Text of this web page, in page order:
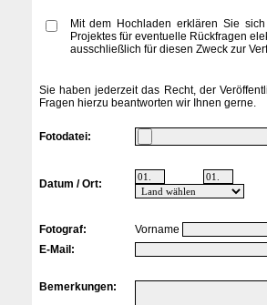
Mit dem Hochladen erklären Sie
Projektes für eventuelle Rückfragen
ausschließlich für diesen Zweck zur
Sie haben jederzeit das Recht, der
Fragen hierzu beantworten wir Ihnen gerne.
Fotodatei:
Datum / Ort:
Fotograf: Vorname
E-Mail:
Bemerkungen: